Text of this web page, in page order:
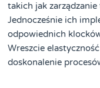
takich jak
Jednocześnie ich
odpowiednich
Wreszcie
doskonalenie